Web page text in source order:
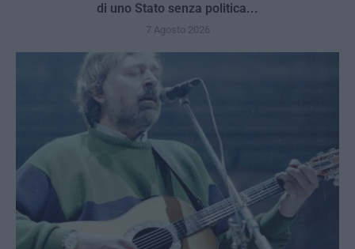
di uno Stato senza politica...
7 Agosto 2026